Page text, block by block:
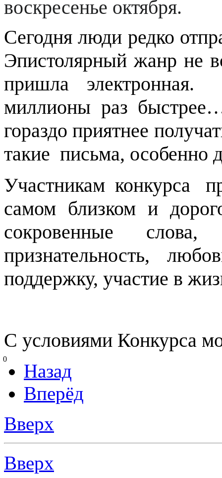
воскресенье октября.
Сегодня люди редко
Эпистолярный жанр не
пришла электронная.
миллионы раз
гораздо приятнее
такие письма, особенно
Участникам конкурса
самом близком и
сокровенные слова,
признательность,
поддержку, участие в
С условиями Конкурса
0
Назад
Вперёд
Вверх
Вверх